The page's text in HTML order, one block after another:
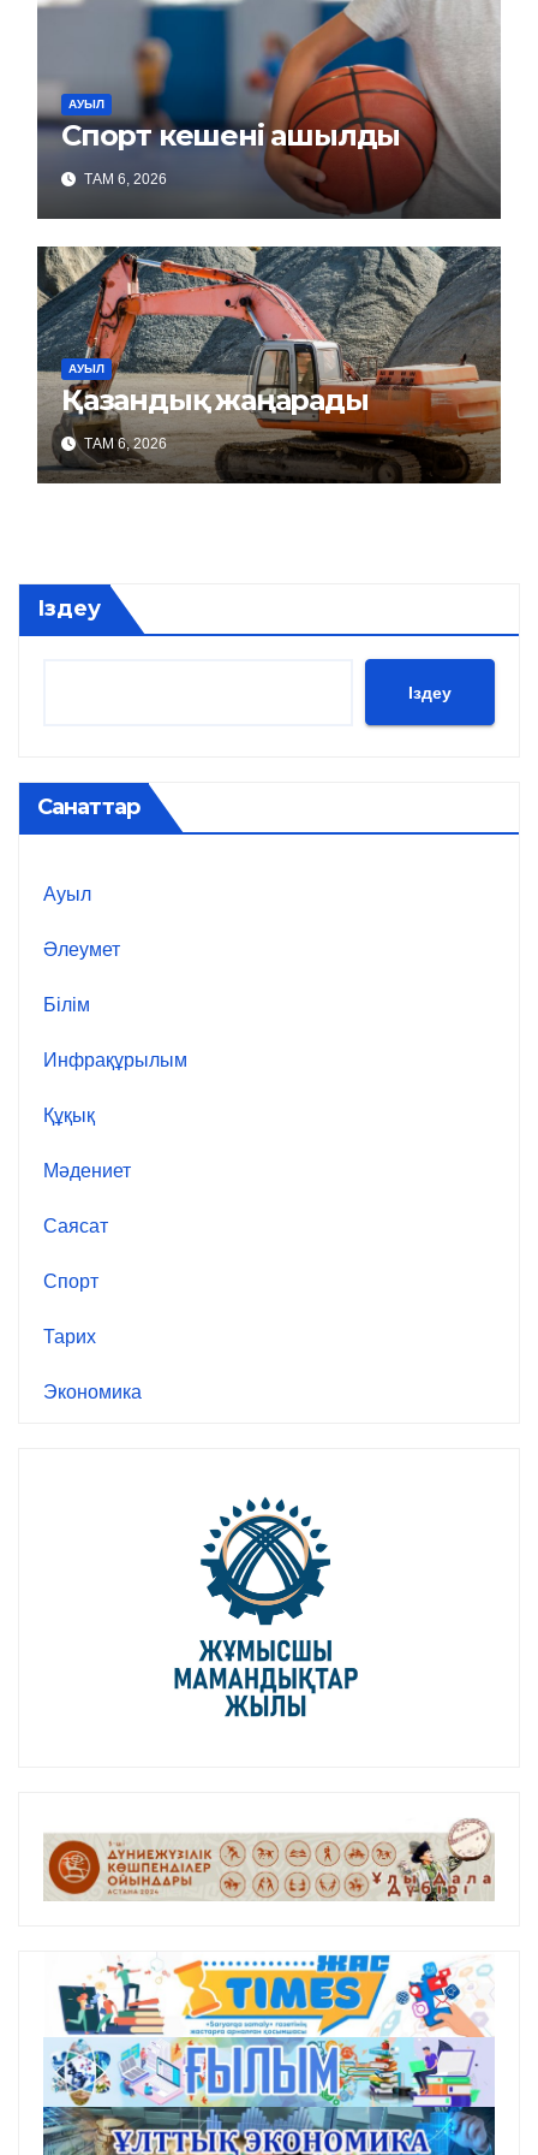
АУЫЛ
Спорт кешені ашылды
ТАМ 6, 2026
АУЫЛ
Қазандық жаңарады
ТАМ 6, 2026
Іздеу
Іздеу
Санаттар
Ауыл
Әлеумет
Білім
Инфрақұрылым
Құқық
Мәдениет
Саясат
Спорт
Тарих
Экономика